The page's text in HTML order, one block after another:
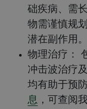
础疾病、需
物需谨慎规
潜在副作用。
物理治疗：
冲击波治疗
均有助于预
息 ，可查阅